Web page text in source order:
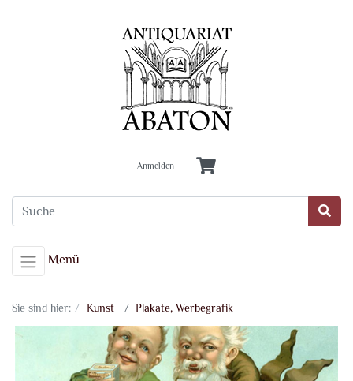
Anmelden
Menü
Sie sind hier: Kunst Plakate, Werbegrafik